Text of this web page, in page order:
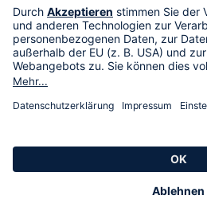
HSE International